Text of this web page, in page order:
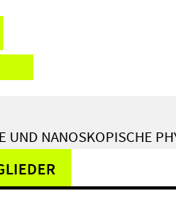
UND NANOSKOPISCHE